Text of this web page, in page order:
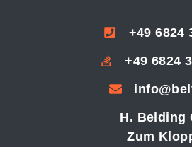
+49 6824
+49 6824
H. Belding
Zum